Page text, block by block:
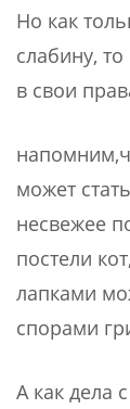
Но как
слабину,
в свои
может
несвежее
постели
лапками
спорами
А как дела